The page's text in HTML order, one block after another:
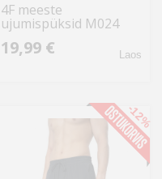
4F meeste
ujumispüksid M024
4FSS23UBDSM024 20S,
must
19,99 € Laos
-12%